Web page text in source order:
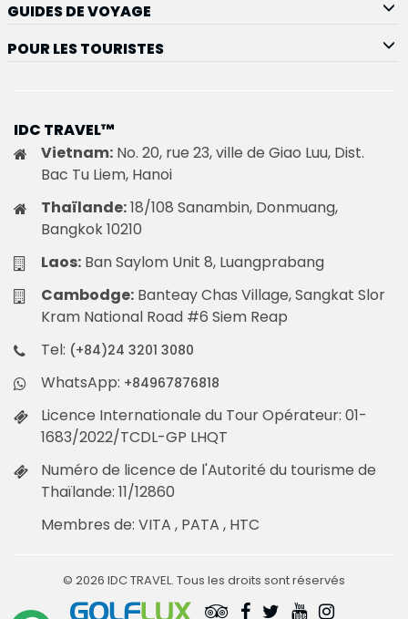
GUIDES DE VOYAGE
POUR LES TOURISTES
IDC TRAVEL™
Vietnam: No. 20, rue 23, ville de Giao Luu, Dist.
Bac Tu Liem, Hanoi
Thaïlande:18/108 Sanambin, Donmuang,
Bangkok 10210
Laos: Ban Saylom Unit 8, Luangprabang
Cambodge: Banteay Chas Village, Sangkat Slor
Kram National Road #6 Siem Reap
Tel: (+84)24 3201 3080
WhatsApp: +84967876818
Licence Internationale du Tour Opérateur: 01-
1683/2022/TCDL-GP LHQT
Numéro de licence de l'Autorité du tourisme de
Thaïlande: 11/12860
Membres de: VITA , PATA , HTC
© 2026 IDC TRAVEL. Tous les droits sont réservés